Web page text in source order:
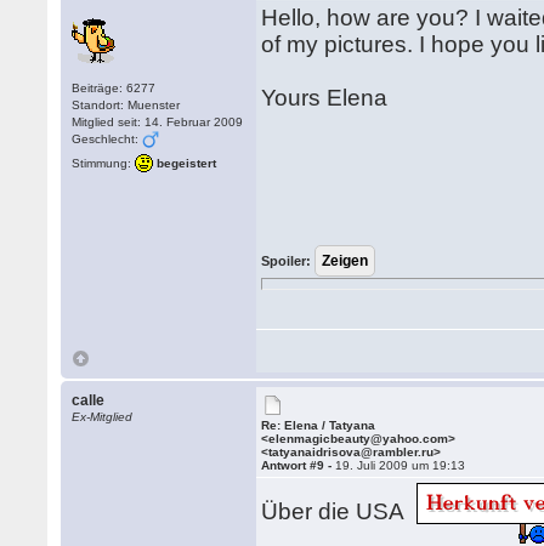
Beiträge: 6277
Standort: Muenster
Mitglied seit: 14. Februar 2009
Geschlecht:
Stimmung:
begeistert
Hello, how are you? I
of my pictures. I hope you
Yours Elena
Spoiler:
calle
Ex-Mitglied
Re: Elena / Tatyana
<elenmagicbeauty@yahoo.com>
<tatyanaidrisova@rambler.ru>
Antwort #9 - 19. Juli 2009 um 19:13
Über die USA